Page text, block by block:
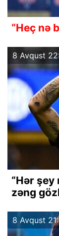
“Heç nə
8 Avqust
“Hər şey
zəng
8 Avqust